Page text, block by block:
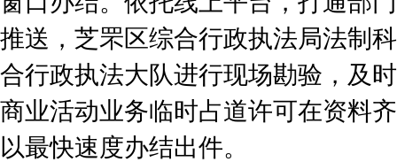
推送，芝罘区综合行政执法局法制
合行政执法大队进行现场勘验，及
商业活动业务临时占道许可在资料
以最快速度办结出件。